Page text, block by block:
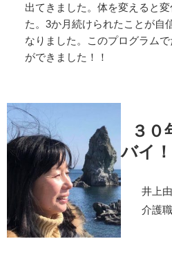
出てきました。体を変えると
た。3か月続けられたことが自
なりました。このプログラム
ができました！！
３０
バイ！
井上由
介護職